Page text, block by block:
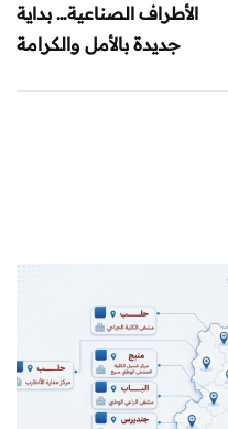
الأطراف الصناعية… بداية
جديدة بالأمل والكرامة